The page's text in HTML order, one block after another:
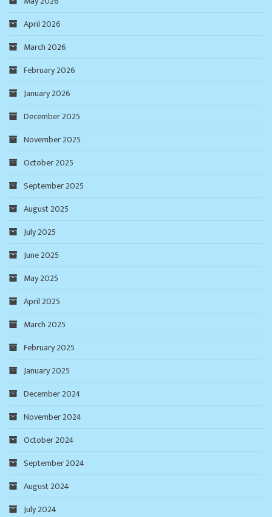
April 2026
March 2026
February 2026
January 2026
December 2025
November 2025
October 2025
September 2025
August 2025
July 2025
June 2025
May 2025
April 2025
March 2025
February 2025
January 2025
December 2024
November 2024
October 2024
September 2024
August 2024
July 2024